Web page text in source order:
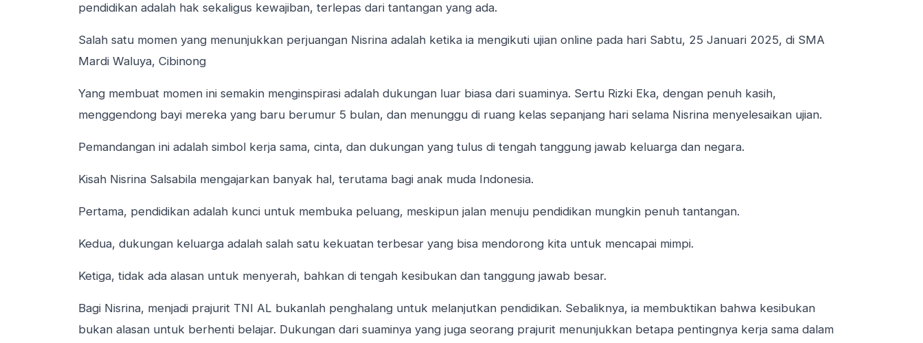
pendidikan adalah hak sekaligus kewajiban, terlepas dari tantangan yang ada.
Salah satu momen yang menunjukkan perjuangan Nisrina adalah ketika ia mengikuti ujian online pada hari Sabtu, 25 Januari 2025, di SMA
Mardi Waluya, Cibinong
Yang membuat momen ini semakin menginspirasi adalah dukungan luar biasa dari suaminya. Sertu Rizki Eka, dengan penuh kasih,
menggendong bayi mereka yang baru berumur 5 bulan, dan menunggu di ruang kelas sepanjang hari selama Nisrina menyelesaikan ujian.
Pemandangan ini adalah simbol kerja sama, cinta, dan dukungan yang tulus di tengah tanggung jawab keluarga dan negara.
Kisah Nisrina Salsabila mengajarkan banyak hal, terutama bagi anak muda Indonesia.
Pertama, pendidikan adalah kunci untuk membuka peluang, meskipun jalan menuju pendidikan mungkin penuh tantangan.
Kedua, dukungan keluarga adalah salah satu kekuatan terbesar yang bisa mendorong kita untuk mencapai mimpi.
Ketiga, tidak ada alasan untuk menyerah, bahkan di tengah kesibukan dan tanggung jawab besar.
Bagi Nisrina, menjadi prajurit TNI AL bukanlah penghalang untuk melanjutkan pendidikan. Sebaliknya, ia membuktikan bahwa kesibukan
bukan alasan untuk berhenti belajar. Dukungan dari suaminya yang juga seorang prajurit menunjukkan betapa pentingnya kerja sama dalam